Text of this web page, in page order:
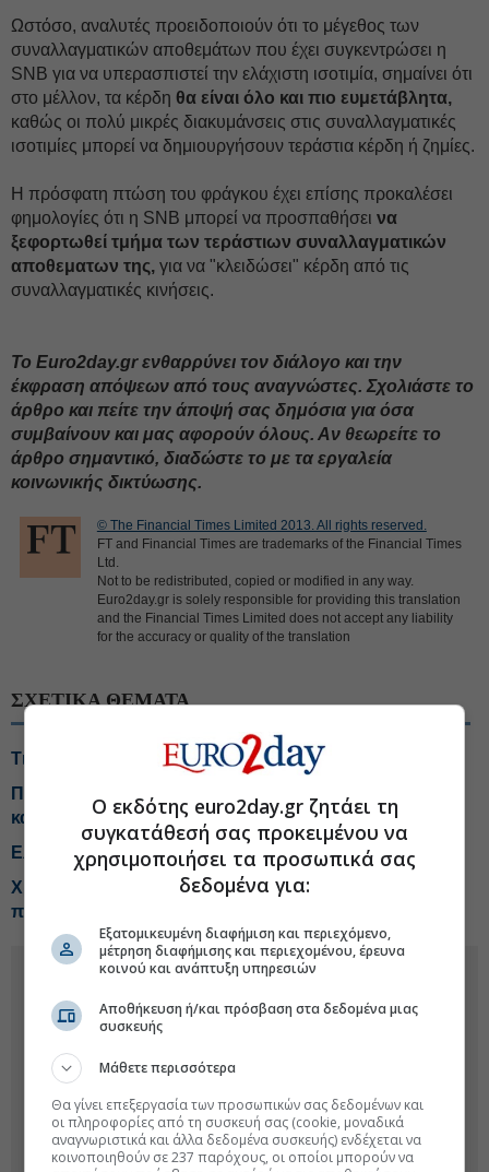
Ωστόσο, αναλυτές προειδοποιούν ότι το μέγεθος των
συναλλαγματικών αποθεμάτων που έχει συγκεντρώσει η
SNB για να υπερασπιστεί την ελάχιστη ισοτιμία, σημαίνει ότι
στο μέλλον, τα κέρδη θα είναι όλο και πιο ευμετάβλητα,
καθώς οι πολύ μικρές διακυμάνσεις στις συναλλαγματικές
ισοτιμίες μπορεί να δημιουργήσουν τεράστια κέρδη ή ζημίες.
Η πρόσφατη πτώση του φράγκου έχει επίσης προκαλέσει
φημολογίες ότι η SNB μπορεί να προσπαθήσει να
ξεφορτωθεί τμήμα των τεράστιων συναλλαγματικών
αποθεματων της, για να "κλειδώσει" κέρδη από τις
συναλλαγματικές κινήσεις.
To Εuro2day.gr ενθαρρύνει τον διάλογο και την
έκφραση απόψεων από τους αναγνώστες. Σχολιάστε το
άρθρο και πείτε την άποψή σας δημόσια για όσα
συμβαίνουν και μας αφορούν όλους. Αν θεωρείτε το
άρθρο σημαντικό, διαδώστε το με τα εργαλεία
κοινωνικής δικτύωσης.
© The Financial Times Limited 2013. All rights reserved.
FT and Financial Times are trademarks of the Financial Times
Ltd.
Not to be redistributed, copied or modified in any way.
Euro2day.gr is solely responsible for providing this translation
and the Financial Times Limited does not accept any liability
for the accuracy or quality of the translation
ΣΧΕΤΙΚΑ ΘΕΜΑΤΑ
Τι αλλάζει το χωροταξικό στις τουριστικές επενδύσεις
Πληθωρισμός 3,4% με ανατιμήσεις-φωτιά σε βενζίνη
και πετρέλαιο κίνησης
Ελεγχόμενες ρευστοποιήσεις στο χρηματιστήριο
Χρηματιστήριο: Ποιες μετοχές και κλάδοι έχουν ακόμη
περιθώρια ανόδου
Ο εκδότης euro2day.gr ζητάει τη
συγκατάθεσή σας προκειμένου να
χρησιμοποιήσει τα προσωπικά σας
δεδομένα για:
Εξατομικευμένη διαφήμιση και περιεχόμενο,
μέτρηση διαφήμισης και περιεχομένου, έρευνα
κοινού και ανάπτυξη υπηρεσιών
Αποθήκευση ή/και πρόσβαση στα δεδομένα μιας
συσκευής
Μάθετε περισσότερα
Θα γίνει επεξεργασία των προσωπικών σας δεδομένων και
οι πληροφορίες από τη συσκευή σας (cookie, μοναδικά
αναγνωριστικά και άλλα δεδομένα συσκευής) ενδέχεται να
κοινοποιηθούν σε 237 παρόχους, οι οποίοι μπορούν να